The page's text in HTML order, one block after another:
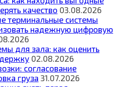
качество 03.08.2026
терминальные системы
надежную цифровую
для зала: как оценить
02.08.2026
согласование
груза 31.07.2026